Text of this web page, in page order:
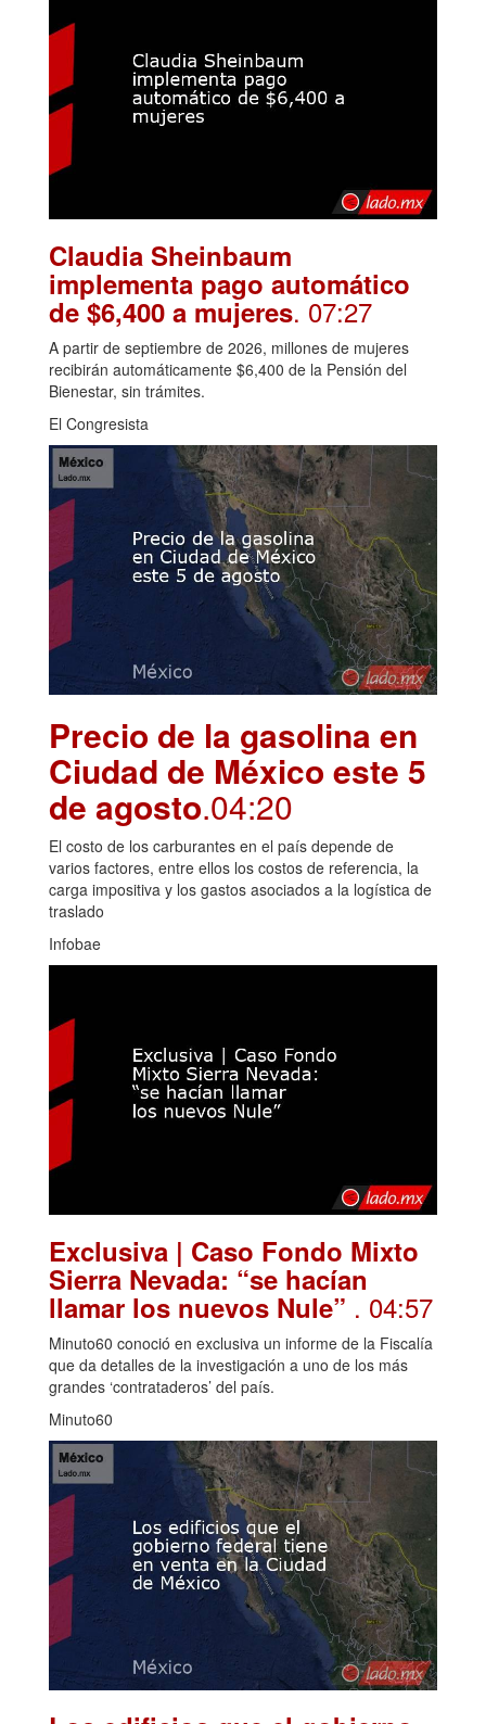
Claudia Sheinbaum
implementa pago automático
de $6,400 a mujeres. 07:27
A partir de septiembre de 2026, millones de mujeres
recibirán automáticamente $6,400 de la Pensión del
Bienestar, sin trámites.
El Congresista
Precio de la gasolina en
Ciudad de México este 5
de agosto.04:20
El costo de los carburantes en el país depende de
varios factores, entre ellos los costos de referencia, la
carga impositiva y los gastos asociados a la logística de
traslado
Infobae
Exclusiva | Caso Fondo Mixto
Sierra Nevada: “se hacían
llamar los nuevos Nule” . 04:57
Minuto60 conoció en exclusiva un informe de la Fiscalía
que da detalles de la investigación a uno de los más
grandes ‘contrataderos’ del país.
Minuto60